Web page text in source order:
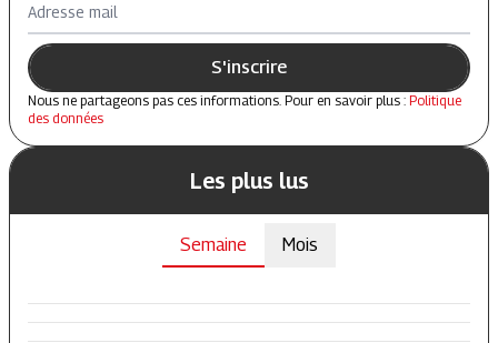
Adresse mail
S'inscrire
Nous ne partageons pas ces informations. Pour en savoir plus : Politique
des données
Les plus lus
Semaine Mois